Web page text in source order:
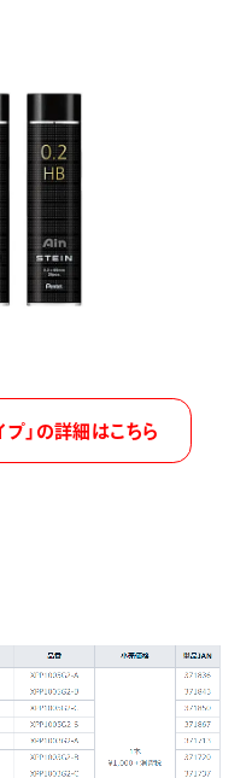
プ」の詳細はこちら